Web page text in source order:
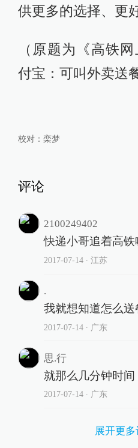
供更多的选择、更
（原题为《高铁
付宝：可叫外卖送
校对： 栾梦
评论
2100249402
快递小哥追着高
2017-07-14∙ 江苏
.
我就想知道怎么送
2017-07-14∙ 广东
思.行
就那么几分钟时
2017-07-14∙ 广东
展开更多